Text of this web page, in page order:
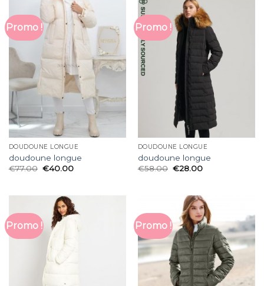
Promo !
DOUDOUNE LONGUE
doudoune longue
€77.00 €40.00
Promo !
DOUDOUNE LONGUE
doudoune longue
€58.00 €28.00
Promo ! Promo !